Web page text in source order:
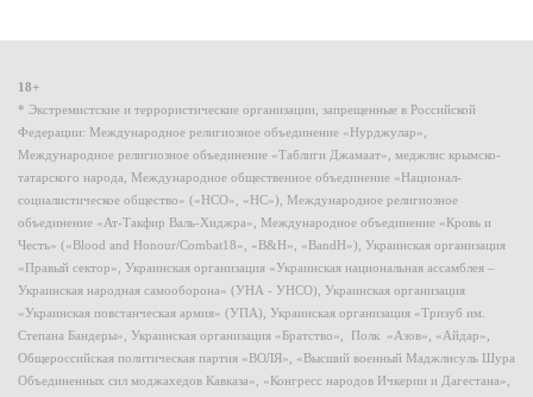
18+
* Экстремистские и террористические организации, запрещенные в Российской
Федерации: Международное религиозное объединение «Нурджулар»,
Международное религиозное объединение «Таблиги Джамаат», меджлис крымско-
татарского народа, Международное общественное объединение «Национал-
социалистическое общество» («НСО», «НС»), Международное религиозное
объединение «Ат-Такфир Валь-Хиджра», Международное объединение «Кровь и
Честь» («Blood and Honour/Combat18», «B&H», «BandH»), Украинская организация
«Правый сектор», Украинская организация «Украинская национальная ассамблея –
Украинская народная самооборона» (УНА - УНСО), Украинская организация
«Украинская повстанческая армия» (УПА), Украинская организация «Тризуб им.
Степана Бандеры», Украинская организация «Братство», Полк «Азов», «Айдар»,
Общероссийская политическая партия «ВОЛЯ», «Высший военный Маджлисуль Шура
Объединенных сил моджахедов Кавказа», «Конгресс народов Ичкерии и Дагестана»,